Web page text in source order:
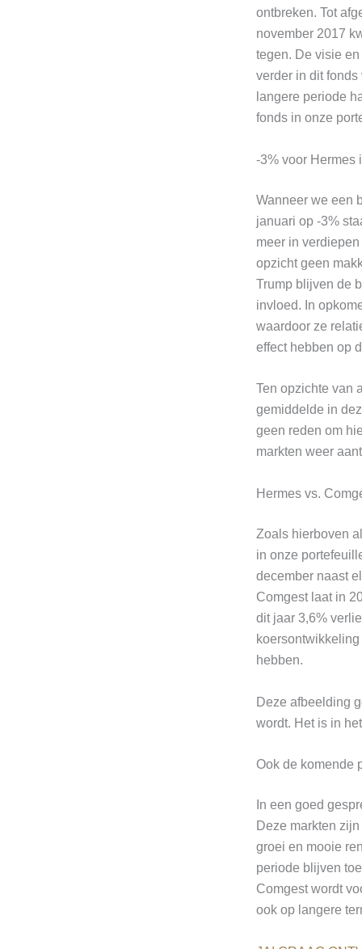
ontbreken. Tot
november 2017
tegen. De visie
verder in dit
langere periode
fonds in onze
-3% voor Hermes
Wanneer we een
januari op -3%
meer in
opzicht geen
Trump blijven de
invloed. In
waardoor ze
effect hebben op
Ten opzichte van
gemiddelde in
geen reden om
markten weer
Hermes vs.
Zoals hierboven
in onze
december naast
Comgest laat in
dit jaar 3,6%
hebben.
Deze afbeelding
wordt. Het is in
Ook de komende
In een goed
Deze markten
groei en mooie
periode blijven
Comgest wordt
ook op langere